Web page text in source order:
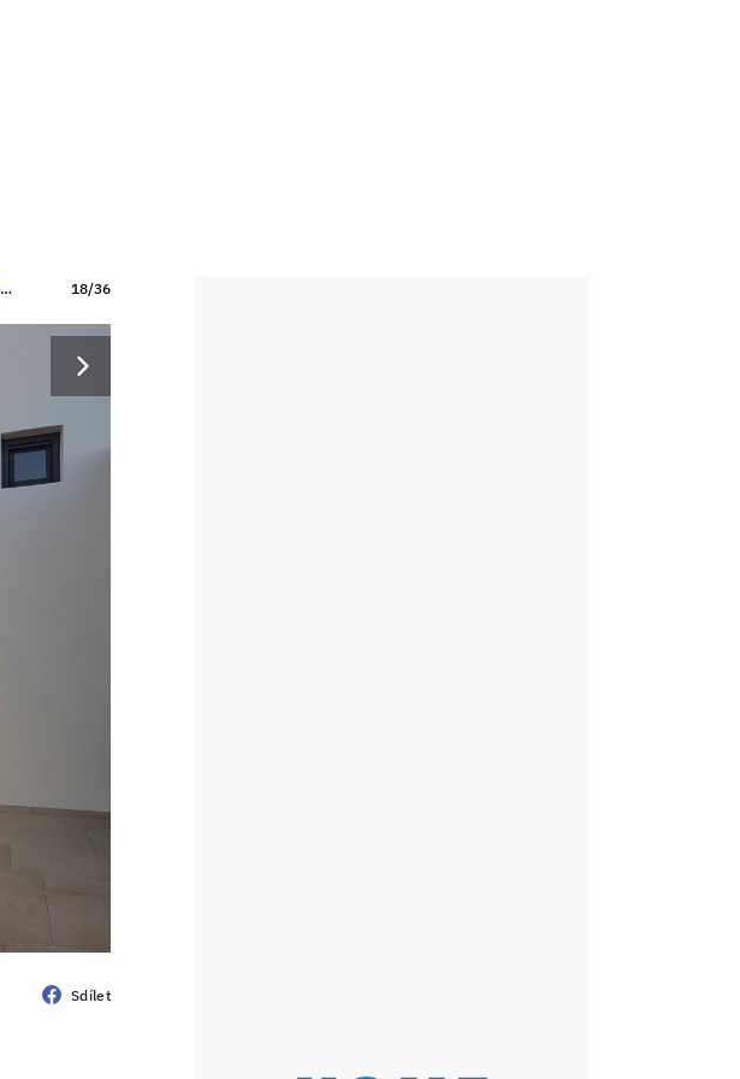
18/36
Sdílet